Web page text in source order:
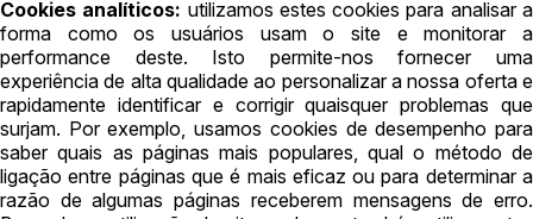
Cookies analíticos: utilizamos estes cookies para analisar a
forma como os usuários usam o site e monitorar a
performance deste. Isto permite-nos fornecer uma
experiência de alta qualidade ao personalizar a nossa oferta e
rapidamente identificar e corrigir quaisquer problemas que
surjam. Por exemplo, usamos cookies de desempenho para
saber quais as páginas mais populares, qual o método de
ligação entre páginas que é mais eficaz ou para determinar a
razão de algumas páginas receberem mensagens de erro.